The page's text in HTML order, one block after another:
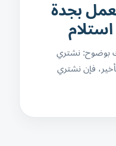
بجدة
بوضوح: نشتري
فإن نشتري